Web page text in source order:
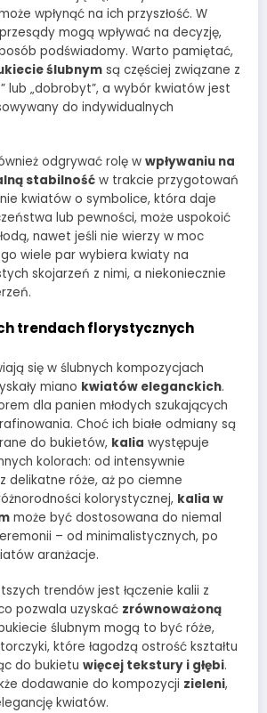
wpłynąć na ich przyszłość. W
mogą wpływać na decyzję,
podświadomy. Warto pamiętać,
ślubnym są częściej związane z
lub „dobrobyt”, a wybór kwiatów jest
do indywidualnych
odgrywać rolę w wpływaniu na
stabilność w trakcie przygotowań
kwiatów o symbolice, która daje
lub pewności, może uspokoić
nawet jeśli nie wierzy w moc
wiele par wybiera kwiaty na
skojarzeń z nimi, a niekoniecznie
trendach florystycznych
się w ślubnych kompozycjach
miano kwiatów eleganckich.
dla panien młodych szukających
Choć ich białe odmiany są
do bukietów, kalia występuje
kolorach: od intensywnie
delikatne róże, aż po ciemne
kolorystycznej, kalia w
może być dostosowana do niemal
– od minimalistycznych, po
aranżacje.
trendów jest łączenie kalii z
pozwala uzyskać zrównoważoną
ślubnym mogą to być róże,
które łagodzą ostrość kształtu
do bukietu więcej tekstury i głębi.
dodawanie do kompozycji zieleni,
kwiatów.